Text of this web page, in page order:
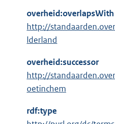
overheid:overlapsWith
http://
lderland
overheid:successor
http://
oetinchem
rdf:type